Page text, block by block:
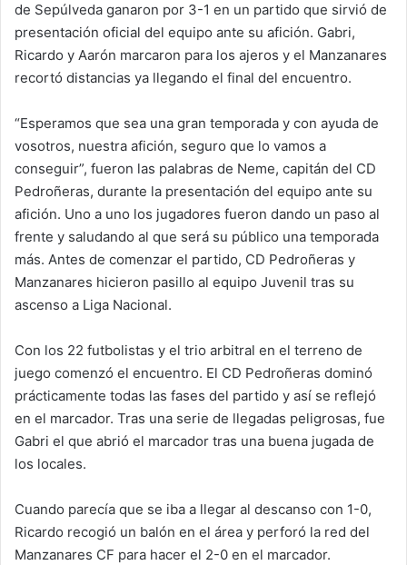
de Sepúlveda ganaron por 3-1 en un partido que sirvió de
presentación oficial del equipo ante su afición. Gabri,
Ricardo y Aarón marcaron para los ajeros y el Manzanares
recortó distancias ya llegando el final del encuentro.
“Esperamos que sea una gran temporada y con ayuda de
vosotros, nuestra afición, seguro que lo vamos a
conseguir”, fueron las palabras de Neme, capitán del CD
Pedroñeras, durante la presentación del equipo ante su
afición. Uno a uno los jugadores fueron dando un paso al
frente y saludando al que será su público una temporada
más. Antes de comenzar el partido, CD Pedroñeras y
Manzanares hicieron pasillo al equipo Juvenil tras su
ascenso a Liga Nacional.
Con los 22 futbolistas y el trio arbitral en el terreno de
juego comenzó el encuentro. El CD Pedroñeras dominó
prácticamente todas las fases del partido y así se reflejó
en el marcador. Tras una serie de llegadas peligrosas, fue
Gabri el que abrió el marcador tras una buena jugada de
los locales.
Cuando parecía que se iba a llegar al descanso con 1-0,
Ricardo recogió un balón en el área y perforó la red del
Manzanares CF para hacer el 2-0 en el marcador.